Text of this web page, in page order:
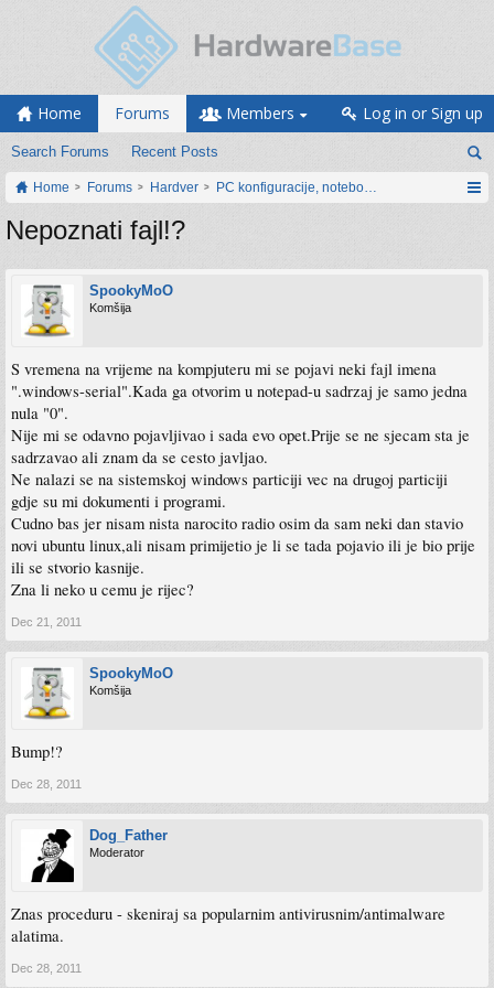
Home Forums
Search Forums Recent Posts
Members Log in or Sign up
Home Forums Hardver PC konfiguracije, notebook računari, servis
Nepoznati fajl!?
SpookyMoO
Komšija
S vremena na vrijeme na kompjuteru mi se pojavi neki fajl imena
".windows-serial".Kada ga otvorim u notepad-u sadrzaj je samo jedna
nula "0".
Nije mi se odavno pojavljivao i sada evo opet.Prije se ne sjecam sta je
sadrzavao ali znam da se cesto javljao.
Ne nalazi se na sistemskoj windows particiji vec na drugoj particiji
gdje su mi dokumenti i programi.
Cudno bas jer nisam nista narocito radio osim da sam neki dan stavio
novi ubuntu linux,ali nisam primijetio je li se tada pojavio ili je bio prije
ili se stvorio kasnije.
Zna li neko u cemu je rijec?
Dec 21, 2011
SpookyMoO
Komšija
Bump!?
Dec 28, 2011
Dog_Father
Moderator
Znas proceduru - skeniraj sa popularnim antivirusnim/antimalware
alatima.
Dec 28, 2011